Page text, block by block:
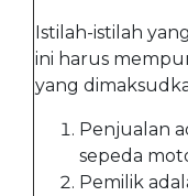
Istilah-istilah
ini harus
yang
Penjualan
sepeda
Pemilik